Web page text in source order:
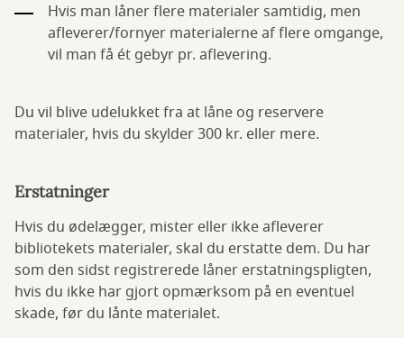
Hvis man låner flere materialer samtidig, men
afleverer/fornyer materialerne af flere omgange,
vil man få ét gebyr pr. aflevering.
Du vil blive udelukket fra at låne og reservere
materialer, hvis du skylder 300 kr. eller mere.
Erstatninger
Hvis du ødelægger, mister eller ikke afleverer
bibliotekets materialer, skal du erstatte dem. Du har
som den sidst registrerede låner erstatningspligten,
hvis du ikke har gjort opmærksom på en eventuel
skade, før du lånte materialet.